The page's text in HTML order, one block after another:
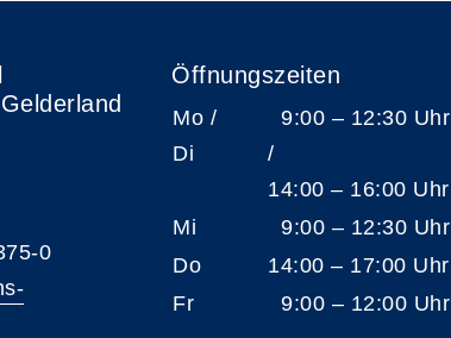
0
Öffnungszeiten
Mo /
Di
9:00 – 12:30 Uhr
/
14:00 – 16:00 Uhr
Mi
9:00 – 12:30 Uhr
Do
14:00 – 17:00 Uhr
Fr
9:00 – 12:00 Uhr